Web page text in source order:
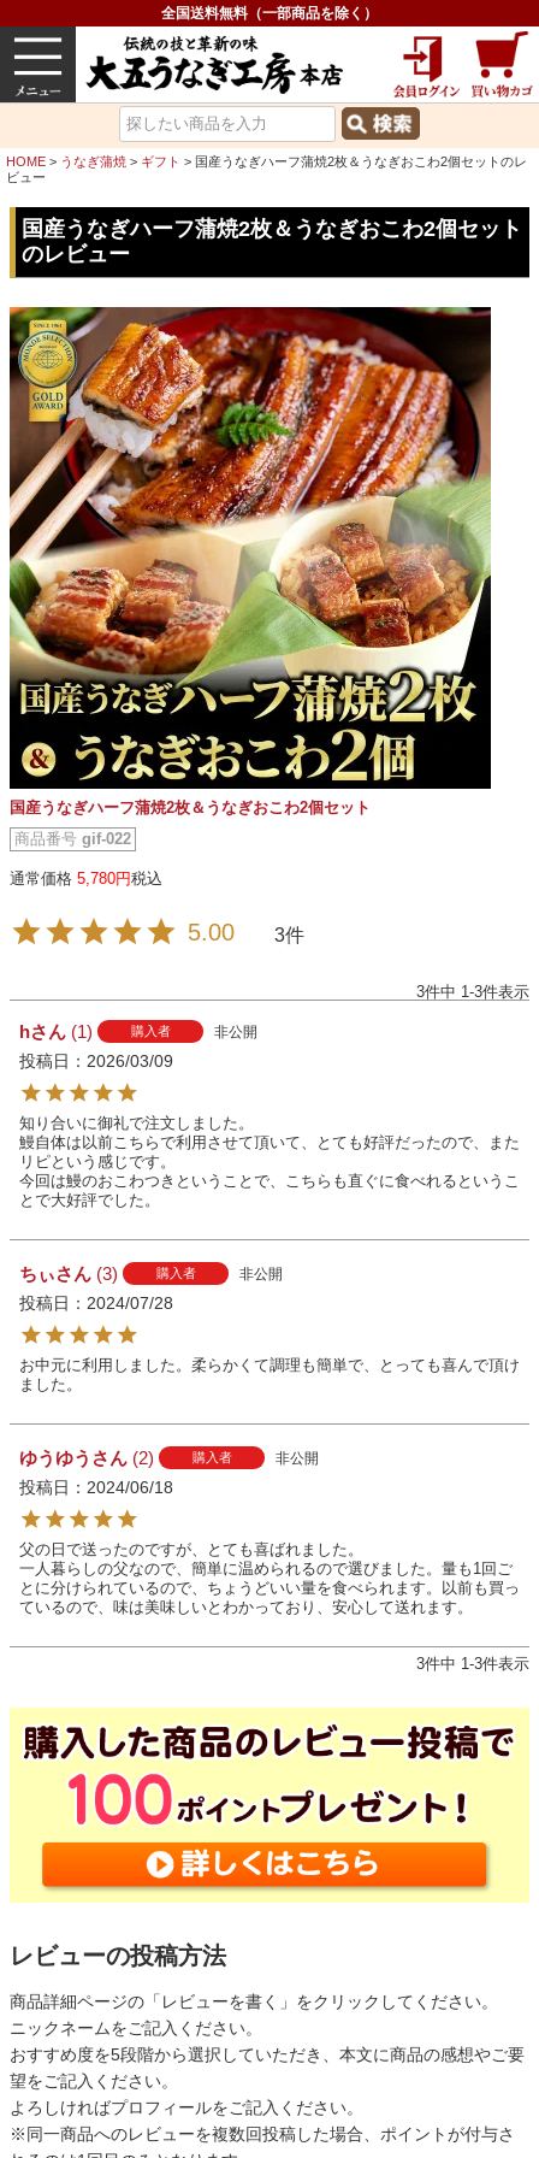
全国送料無料（一部商品を除く）
うなぎ 内祝い グルメ
HOME うなぎ蒲焼 ギフト
国産うなぎハーフ蒲焼2枚＆うなぎおこわ2個セットのレ
ビュー
国産うなぎハーフ蒲焼2枚＆うなぎおこわ2個セット
のレビュー
国産うなぎハーフ蒲焼2枚＆うなぎおこわ2個セット
商品番号 gif-022
通常価格 5,780 税込
5.00 3
3件中 1-3件表示
h 1 購入者 非公開
投稿日 2026/03/09
知り合いに御礼で注文しました。
鰻自体は以前こちらで利用させて頂いて、とても好評だったので、また
リピという感じです。
今回は鰻のおこわつきということで、こちらも直ぐに食べれるというこ
とで大好評でした。
ちぃ 3 購入者 非公開
投稿日 2024/07/28
お中元に利用しました。柔らかくて調理も簡単で、とっても喜んで頂け
ました。
ゆうゆう 2 購入者 非公開
投稿日 2024/06/18
父の日で送ったのですが、とても喜ばれました。
一人暮らしの父なので、簡単に温められるので選びました。量も1回ご
とに分けられているので、ちょうどいい量を食べられます。以前も買っ
ているので、味は美味しいとわかっており、安心して送れます。
3件中 1-3件表示
レビューの投稿方法
商品詳細ページの「レビューを書く」をクリックしてください。
ニックネームをご記入ください。
おすすめ度を5段階から選択していただき、本文に商品の感想やご要
望をご記入ください。
よろしければプロフィールをご記入ください。
※同一商品へのレビューを複数回投稿した場合、ポイントが付与さ